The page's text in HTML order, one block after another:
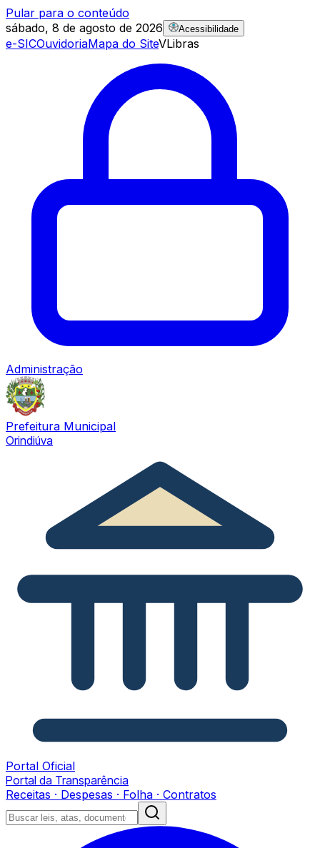
Pular para o conteúdo
sábado, 8 de agosto de 2026
Acessibilidade
e-SICOuvidoriaMapa do SiteVLibras
Administração
Prefeitura Municipal
Orindiúva
Portal Oficial
Portal da Transparência
Receitas · Despesas · Folha · Contratos